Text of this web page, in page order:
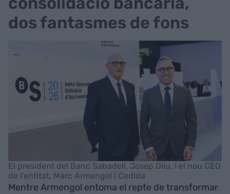
dos fantasmes de fons
El president del Banc Sabadell, Josep Oliu, i el nou CEO
de l'entitat, Marc Armengol | Cedida
Mentre Armengol entoma el repte de transformar